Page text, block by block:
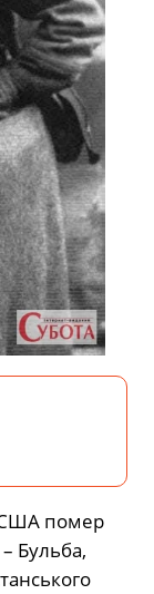
США помер
Бульба,